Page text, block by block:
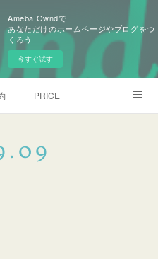
Ameba Owndで
あなただけのホームページやブログをつ
くろう
今すぐ試す
PRICE
.09